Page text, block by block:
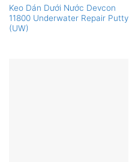
Keo Dán Dưới Nước Devcon
11800 Underwater Repair Putty
(UW)